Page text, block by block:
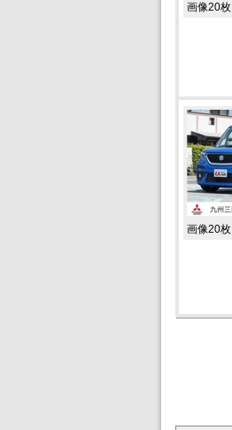
画像20枚
画像20枚